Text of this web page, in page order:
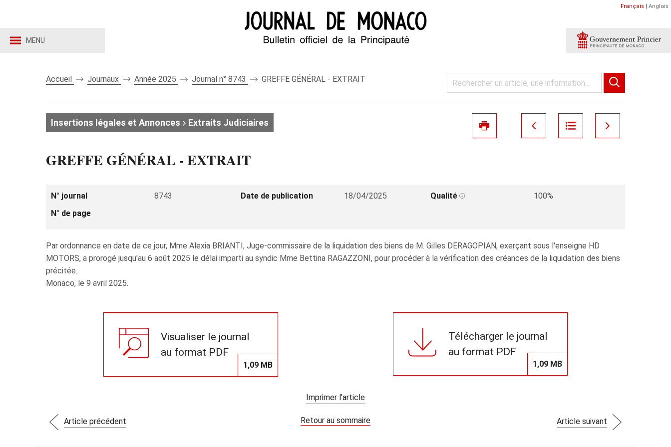
MENU
Français | Anglais
Accueil Journaux Année 2025 Journal n° 8743 GREFFE GÉNÉRAL - EXTRAIT
Insertions légales et Annonces Extraits Judiciaires
GREFFE GÉNÉRAL - EXTRAIT
N° journal 8743 Date de publication 18/04/2025 Qualité
100%
N° de page
Par ordonnance en date de ce jour, Mme Alexia BRIANTI, Juge‑commissaire de la liquidation des biens de M. Gilles DERAGOPIAN, exerçant sous l'enseigne HD
MOTORS, a prorogé jusqu'au 6 août 2025 le délai imparti au syndic Mme Bettina RAGAZZONI, pour procéder à la vérification des créances de la liquidation des biens
précitée.
Monaco, le 9 avril 2025.
Visualiser le journal
au format PDF
1,09 MB
Télécharger le journal
au format PDF
1,09 MB
Imprimer l'article
Article précédent Retour au sommaire Article suivant